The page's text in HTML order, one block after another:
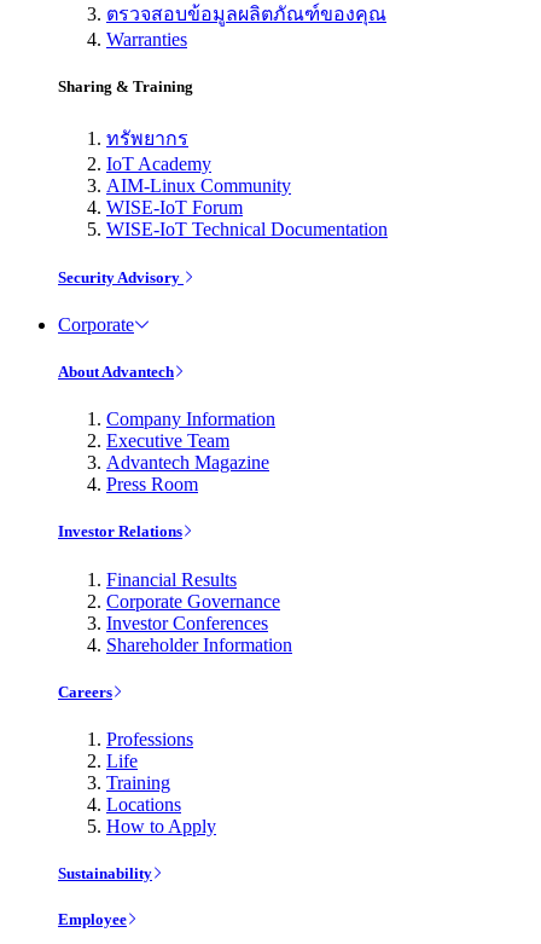
ตรวจสอบข้อมูลผลิตภัณฑ์ของคุณ
Warranties
Sharing & Training
ทรัพยากร
IoT Academy
AIM-Linux Community
WISE-IoT Forum
WISE-IoT Technical Documentation
Security Advisory
Corporate
About Advantech
Company Information
Executive Team
Advantech Magazine
Press Room
Investor Relations
Financial Results
Corporate Governance
Investor Conferences
Shareholder Information
Careers
Professions
Life
Training
Locations
How to Apply
Sustainability
Employee